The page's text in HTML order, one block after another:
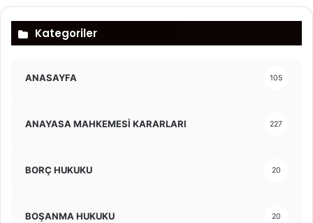
Kategoriler
ANASAYFA 105
ANAYASA MAHKEMESİ KARARLARI 227
BORÇ HUKUKU 20
BOŞANMA HUKUKU 20